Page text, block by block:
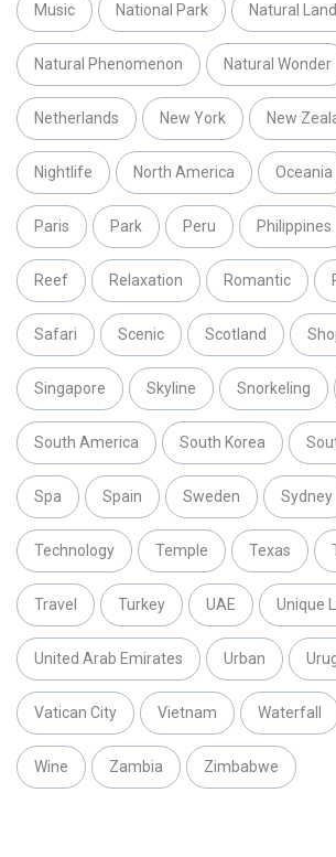
Music National Park Natural
Natural Phenomenon Natural Wonder
Netherlands New York New
Nightlife North America Oceania
Paris Park Peru Philippines
Reef Relaxation Romantic
Safari Scenic Scotland
Singapore Skyline Snorkeling
South America South Korea
Spa Spain Sweden Sydney
Technology Temple Texas
Travel Turkey UAE Unique
United Arab Emirates Urban
Vatican City Vietnam Waterfall
Wine Zambia Zimbabwe